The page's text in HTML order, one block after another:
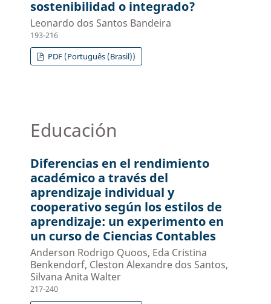
sostenibilidad o integrado?
Leonardo dos Santos Bandeira
193-216
PDF (Português (Brasil))
Educación
Diferencias en el rendimiento
académico a través del
aprendizaje individual y
cooperativo según los estilos de
aprendizaje: un experimento en
un curso de Ciencias Contables
Anderson Rodrigo Quoos, Eda Cristina
Benkendorf, Cleston Alexandre dos Santos,
Silvana Anita Walter
217-240